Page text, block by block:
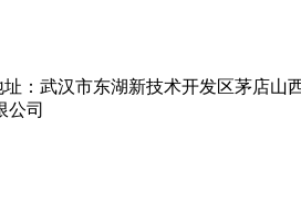
址：武汉市东湖新技术开发区茅店山
公司